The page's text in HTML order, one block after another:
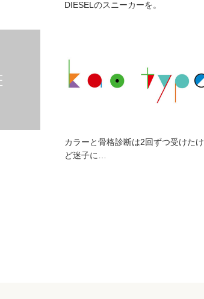
DIESELのスニーカーを。
カラーと骨格診断は2回ずつ受けたけ
ど迷子に…